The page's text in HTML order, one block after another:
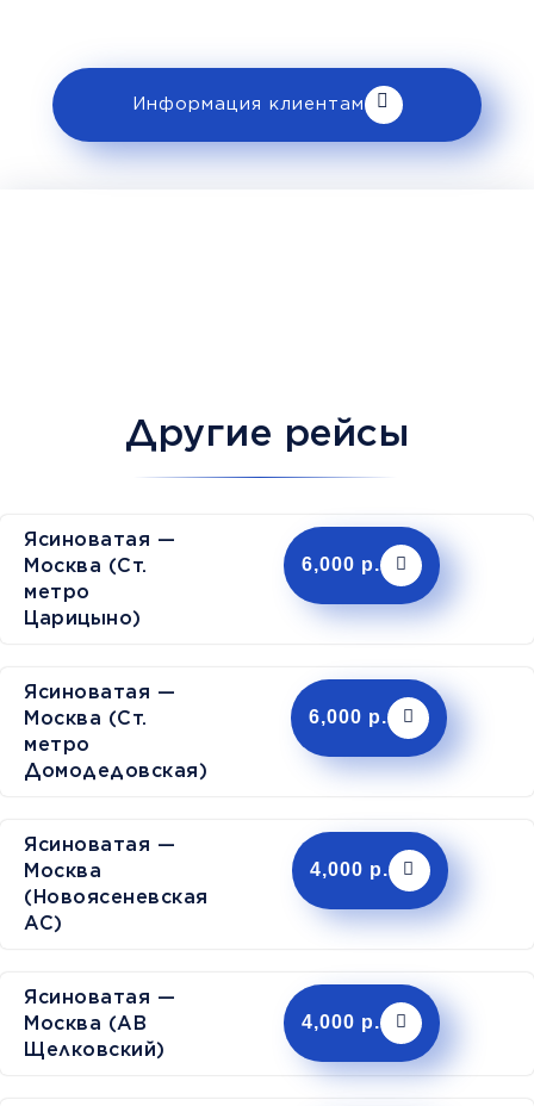
Информация клиентам
Другие рейсы
Ясиноватая —
Москва (Ст.
метро
Царицыно)
6,000 р.
Ясиноватая —
Москва (Ст.
метро
Домодедовская)
6,000 р.
Ясиноватая —
Москва
(Новоясеневская
АС)
4,000 р.
Ясиноватая —
Москва (АВ
Щелковский)
4,000 р.